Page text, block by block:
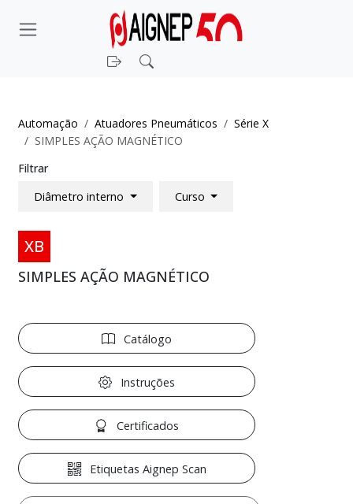
Entrar
Automação Atuadores Pneumáticos
Série X
SIMPLES AÇÃO MAGNÉTICO
Filtrar
Diâmetro interno
Curso
XB
SIMPLES AÇÃO MAGNÉTICO
Catálogo
Instruções
Certificados
Etiquetas Aignep Scan